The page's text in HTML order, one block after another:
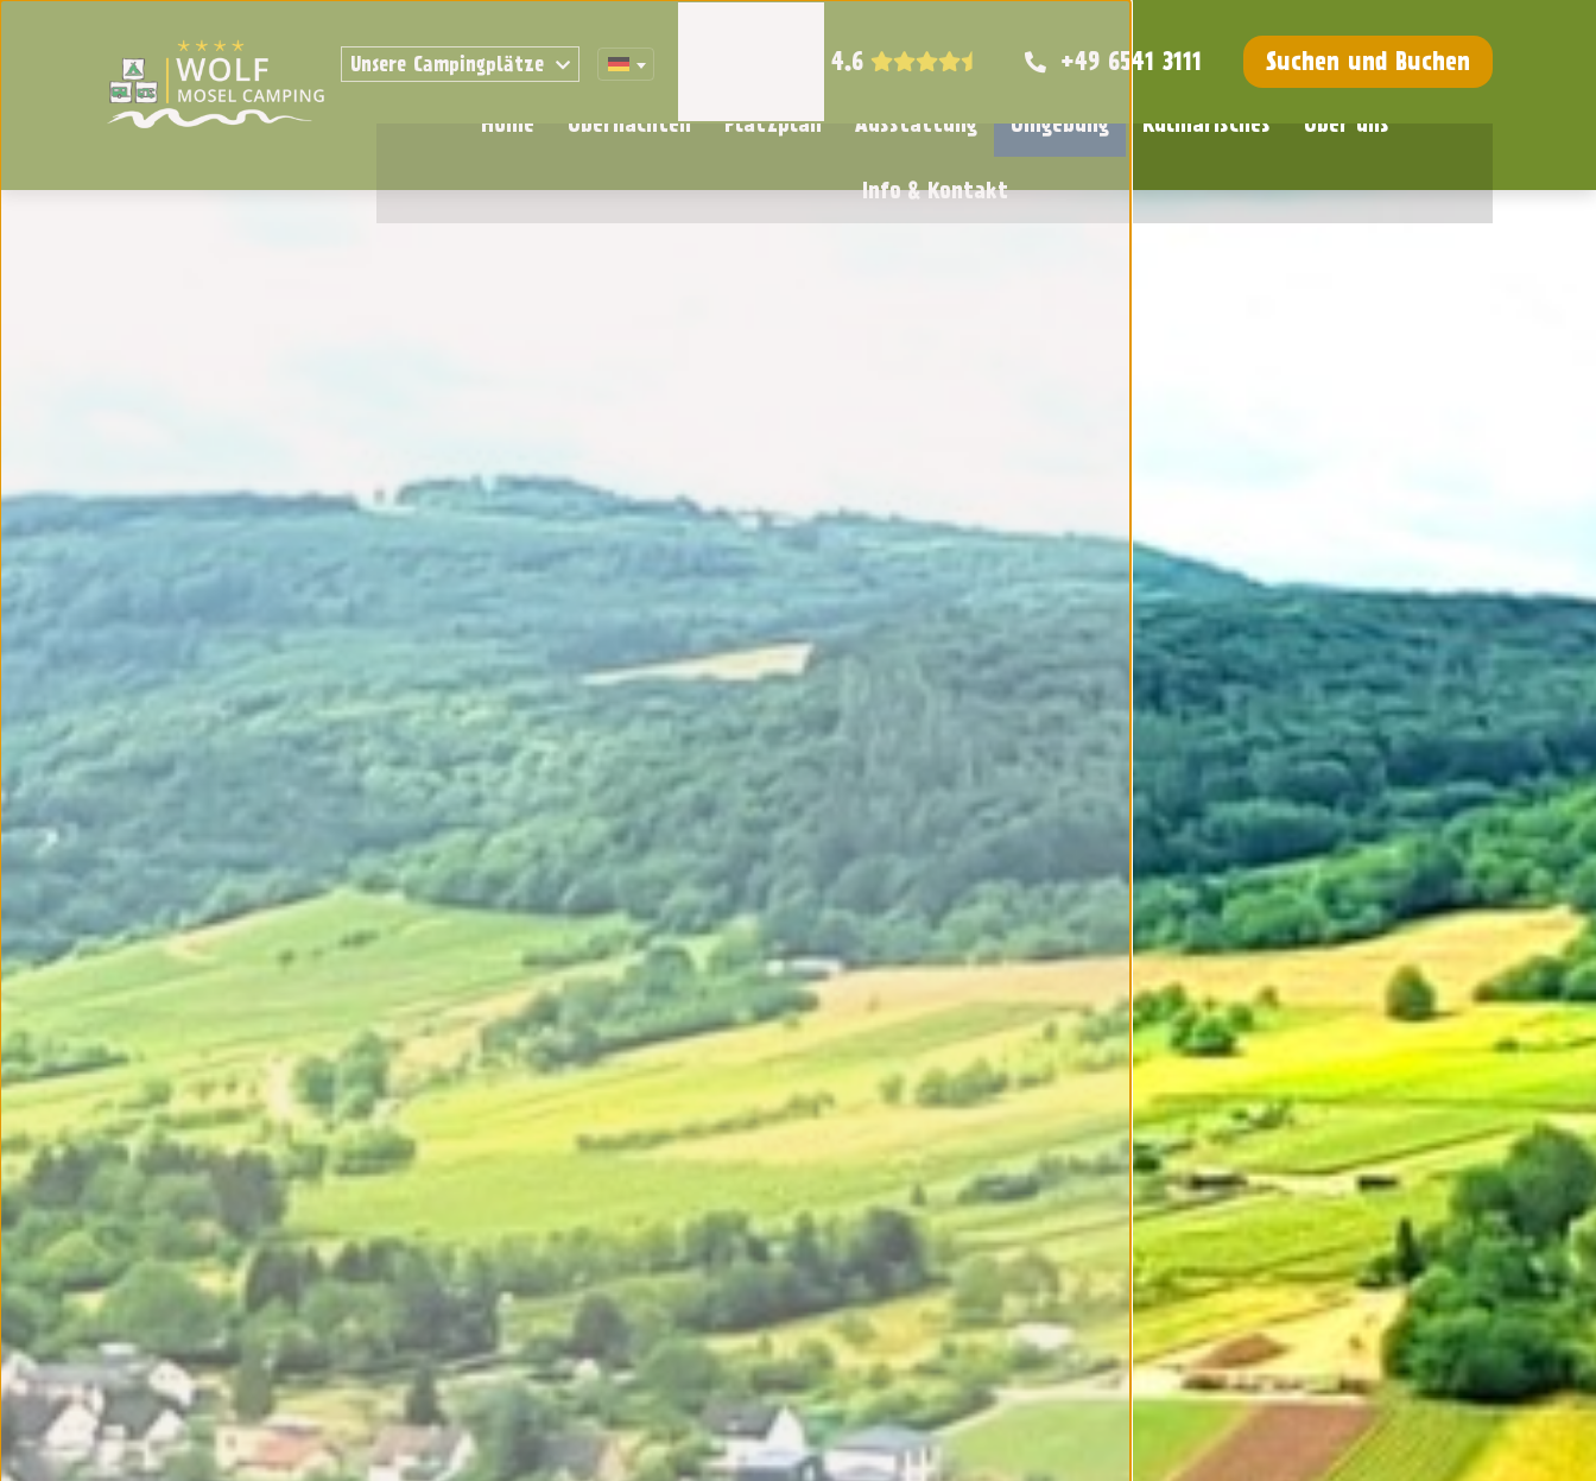
Unsere Campingplätze 4.6 +49 6541 3111 Suchen und Buchen
Home Übernachten Platzplan Ausstattung Umgebung Kulinarisches Über uns
Info & Kontakt